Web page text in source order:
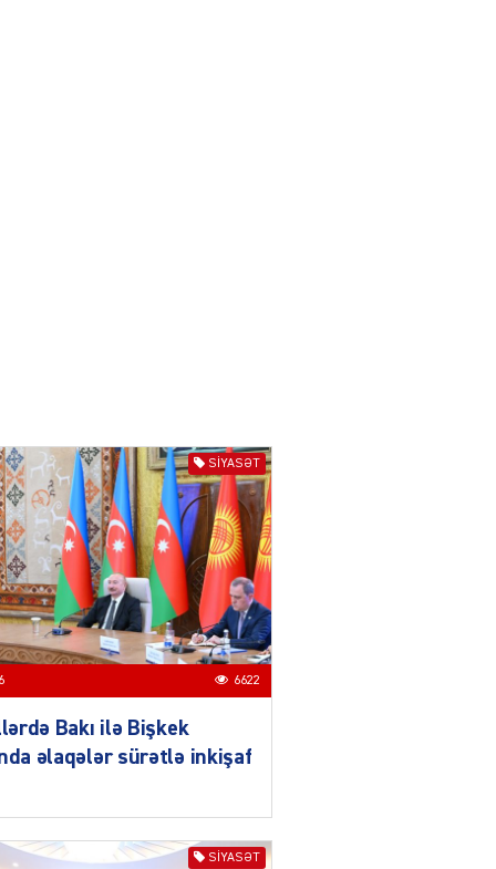
Prezident İlham Əliyevin
Qırğızıstana dövlət səfəri
münasibətlərdə yeni tarixi
mərhələ kimi dəyərləndirilir
03.08.2026 7729
Azərbaycan-Qırğızıstan
tərəfdaşlığa və yüksək
etimada söykənən
SIYASƏT
6622
Bakı ilə Bişkek
əlaqələr sürətlə inkişaf
SIYASƏT